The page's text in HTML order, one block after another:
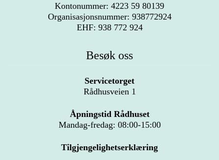
Kontonummer: 4223 59 80139
Organisasjonsnummer: 938772924
EHF: 938 772 924
Besøk oss
Servicetorget
Rådhusveien 1
Åpningstid Rådhuset
Mandag-fredag: 08:00-15:00
Tilgjengelighetserklæring